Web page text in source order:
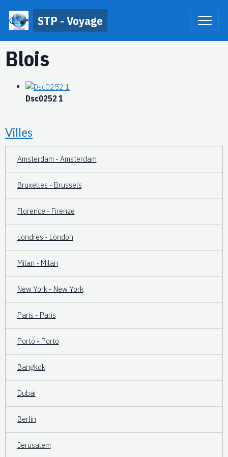
STP - Voyage
Blois
Dsc0252 1
Villes
Amsterdam - Amsterdam
Bruxelles - Brussels
Florence - Firenze
Londres - London
Milan - Milan
New York - New York
Paris - Paris
Porto - Porto
Bangkok
Dubai
Berlin
Jerusalem